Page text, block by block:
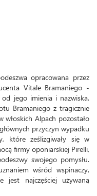
opracowana przez
Vitale Bramaniego -
jego imienia i nazwiska.
Bramaniego z tragicznie
Alpach pozostało
przyczyn wypadku
które ześlizgiwały się w
firmy oponiarskiej Pirelli,
swojego pomysłu.
wśród wspinaczy,
jest najczęściej używaną